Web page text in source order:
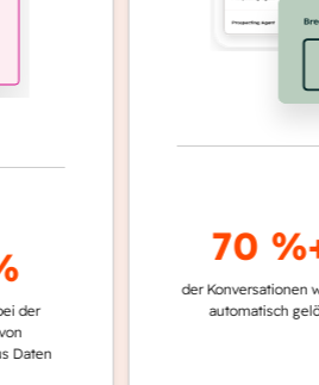
70 %+
der Konversationen werden
automatisch gelöst